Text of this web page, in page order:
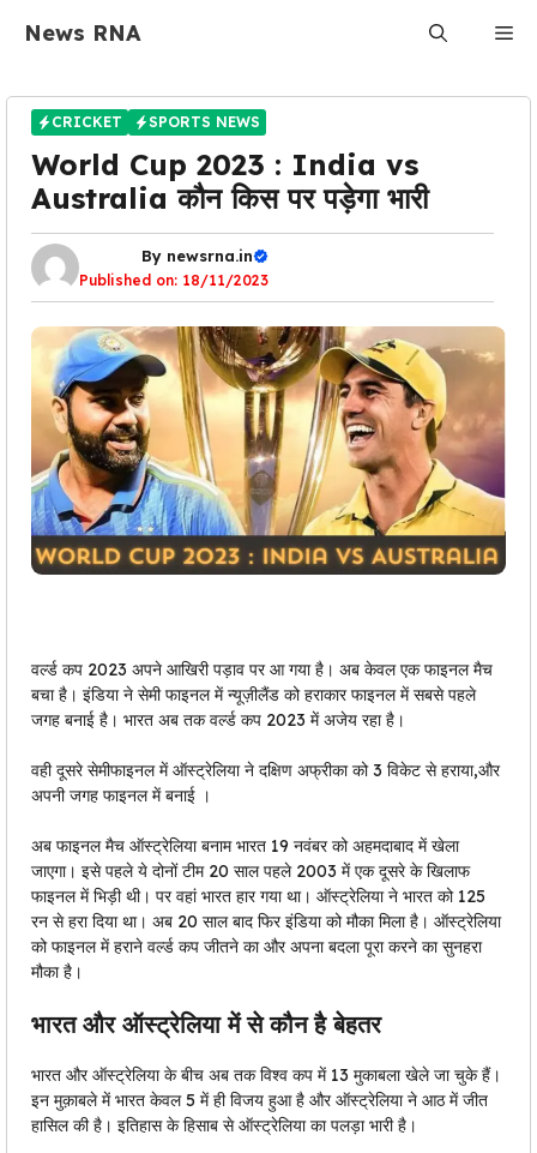
News RNA
CRICKET SPORTS NEWS
World Cup 2023 : India vs
Australia कौन किस पर पड़ेगा भारी
By newsrna.in
Published on: 18/11/2023
वर्ल्ड कप 2023 अपने आखिरी पड़ाव पर आ गया है। अब केवल एक फाइनल मैच
बचा है। इंडिया ने सेमी फाइनल में न्यूज़ीलैंड को हराकार फाइनल में सबसे पहले
जगह बनाई है। भारत अब तक वर्ल्ड कप 2023 में अजेय रहा है।
वही दूसरे सेमीफाइनल में ऑस्ट्रेलिया ने दक्षिण अफ्रीका को 3 विकेट से हराया,और
अपनी जगह फाइनल में बनाई ।
अब फाइनल मैच ऑस्ट्रेलिया बनाम भारत 19 नवंबर को अहमदाबाद में खेला
जाएगा। इसे पहले ये दोनों टीम 20 साल पहले 2003 में एक दूसरे के खिलाफ
फाइनल में भिड़ी थी। पर वहां भारत हार गया था। ऑस्ट्रेलिया ने भारत को 125
रन से हरा दिया था। अब 20 साल बाद फिर इंडिया को मौका मिला है। ऑस्ट्रेलिया
को फाइनल में हराने वर्ल्ड कप जीतने का और अपना बदला पूरा करने का सुनहरा
मौका है।
भारत और ऑस्ट्रेलिया में से कौन है बेहतर
भारत और ऑस्ट्रेलिया के बीच अब तक विश्व कप में 13 मुकाबला खेले जा चुके हैं।
इन मुक़ाबले में भारत केवल 5 में ही विजय हुआ है और ऑस्ट्रेलिया ने आठ में जीत
हासिल की है। इतिहास के हिसाब से ऑस्ट्रेलिया का पलड़ा भारी है।